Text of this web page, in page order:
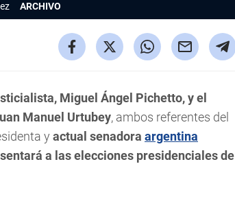
ARCHIVO
Miguel Ángel Pichetto, y el
Manuel Urtubey, ambos referentes del
y actual senadora argentina
a las elecciones presidenciales de